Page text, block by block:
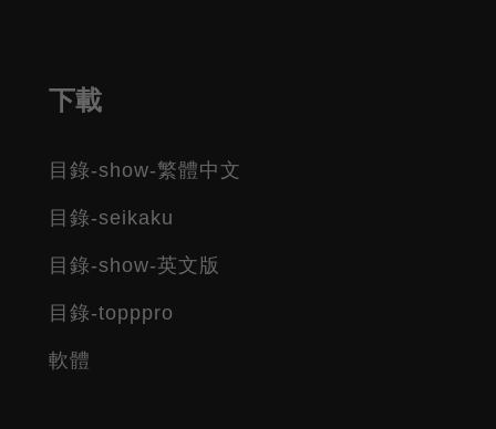
下載
目錄-show-繁體中文
目錄-seikaku
目錄-show-英文版
目錄-topppro
軟體